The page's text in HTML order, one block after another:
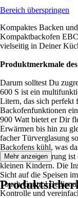
Bereich überspringen
Kompaktes Backen
Kompaktbackofen
vielseitig in Deiner
Produktmerkmale
Darum solltest Du
600 S ist ein
Litern, das sich perfekt
Backofenfunktionen
900 Watt bietet er Dir
Erwärmen bis hin zu
facher Türverglasung
Backofens kühl, was
der Kindersicherung
kleinen Kindern. Die
Sicht auf die Speisen
Touch Control
Kontrolle und
Mehr anzeigen